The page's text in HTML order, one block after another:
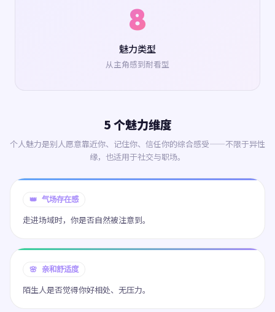
8
魅力类型
从主角感到耐看型
5 个魅力维度
个人魅力是别人愿意靠近你、记住你、信任你的综合感受——不限于异性
缘，也适用于社交与职场。
👑 气场存在感
走进场域时，你是否自然被注意到。
🌸 亲和舒适度
陌生人是否觉得你好相处、无压力。